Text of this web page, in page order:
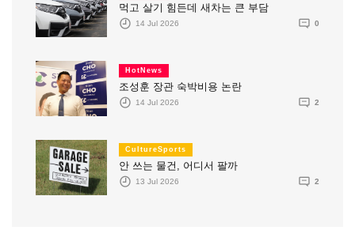
먹고 살기 힘든데 새차는 큰 부담
14 Jul 2026 0
HotNews
조성훈 장관 숙박비용 논란
14 Jul 2026 2
CultureSports
안 쓰는 물건, 어디서 팔까
13 Jul 2026 2